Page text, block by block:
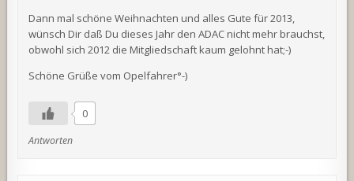
Dann mal schöne Weihnachten und alles Gute für 2013,
wünsch Dir daß Du dieses Jahr den ADAC nicht mehr brauchst,
obwohl sich 2012 die Mitgliedschaft kaum gelohnt hat;-)
Schöne Grüße vom Opelfahrer°-)
0
Antworten